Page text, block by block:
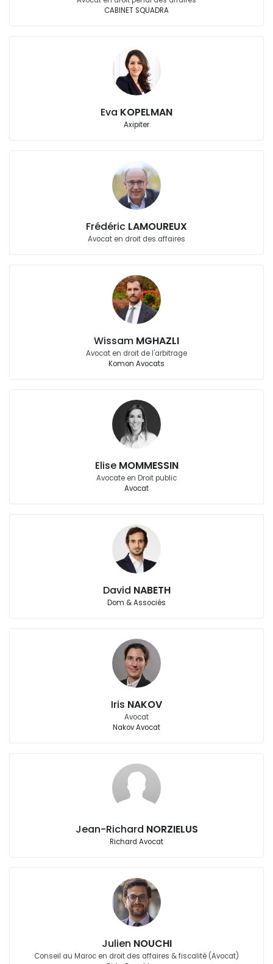
CABINET SQUADRA
Eva KOPELMAN
Axipiter
Frédéric LAMOUREUX
Avocat en droit des affaires
Wissam MGHAZLI
Avocat en droit de l'arbitrage
Komon Avocats
Elise MOMMESSIN
Avocate en Droit public
Avocat
David NABETH
Dom & Associés
Iris NAKOV
Avocat
Nakov Avocat
Jean-Richard NORZIELUS
Richard Avocat
Julien NOUCHI
Conseil au Maroc en droit des affaires & fiscalité (Avocat)